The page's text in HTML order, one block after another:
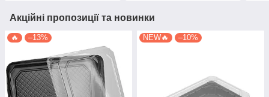
Акційні пропозиції та новинки
🔥 –13% NEW🔥 –10%